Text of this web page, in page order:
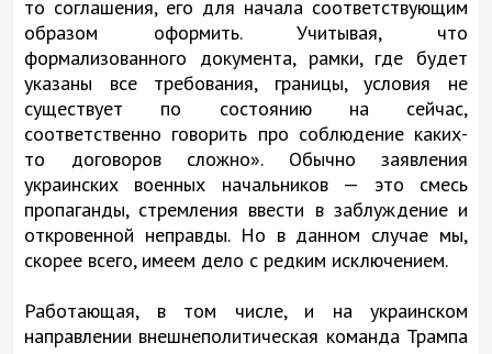
то соглашения, его для начала соответствующим
образом оформить. Учитывая, что
формализованного документа, рамки, где будет
указаны все требования, границы, условия не
существует по состоянию на сейчас,
соответственно говорить про соблюдение каких-
то договоров сложно». Обычно заявления
украинских военных начальников — это смесь
пропаганды, стремления ввести в заблуждение и
откровенной неправды. Но в данном случае мы,
скорее всего, имеем дело с редким исключением.
Работающая, в том числе, и на украинском
направлении внешнеполитическая команда Трампа